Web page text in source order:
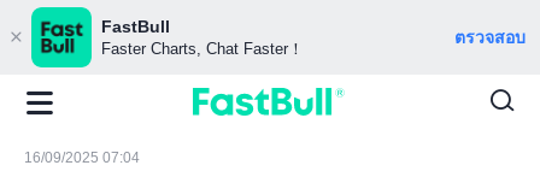
FastBull
Faster Charts, Chat Faster！
ตรวจสอบ
16/09/2025 07:04